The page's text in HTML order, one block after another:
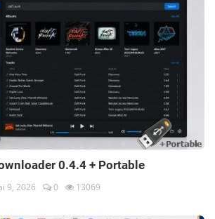
0.4.4 + Portable
9, 2026 0 13069